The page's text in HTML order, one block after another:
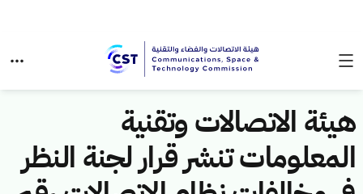
هيئة الاتصالات وتقنية
المعلومات تنشر قرار لجنة النظر